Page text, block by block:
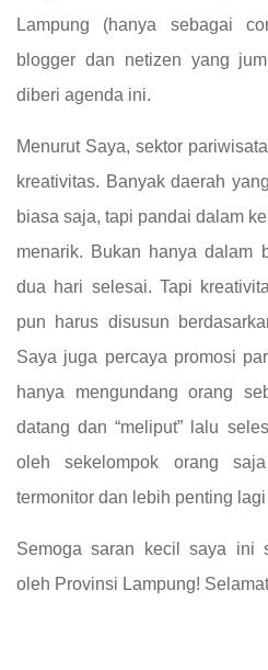
Lampung (hanya sebagai
blogger dan netizen yang
diberi agenda ini.
Menurut Saya, sektor
kreativitas. Banyak daerah
biasa saja, tapi pandai dalam
menarik. Bukan hanya dalam
dua hari selesai. Tapi
pun harus disusun
Saya juga percaya promosi
hanya mengundang orang
datang dan “meliput” lalu
oleh sekelompok orang
termonitor dan lebih penting lagi
Semoga saran kecil saya ini
oleh Provinsi Lampung!